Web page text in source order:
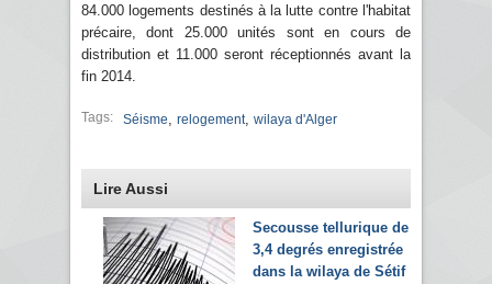
84.000 logements destinés à la lutte contre l'habitat
précaire, dont 25.000 unités sont en cours de
distribution et 11.000 seront réceptionnés avant la
fin 2014.
Tags: Séisme relogement, wilaya d'Alger
Lire Aussi
Secousse tellurique de
3,4 degrés enregistrée
dans la wilaya de Sétif